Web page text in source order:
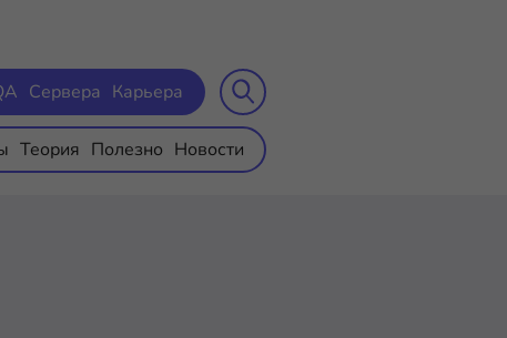
Сервера Карьера
Теория Полезно Новости